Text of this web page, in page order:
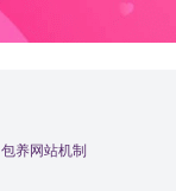
包养网站机制